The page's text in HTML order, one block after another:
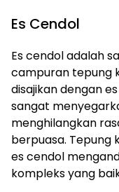
Es Cendol
Es cendol adalah
campuran tepung
disajikan dengan
sangat
menghilangkan
berpuasa. Tepung
es cendol
kompleks yang